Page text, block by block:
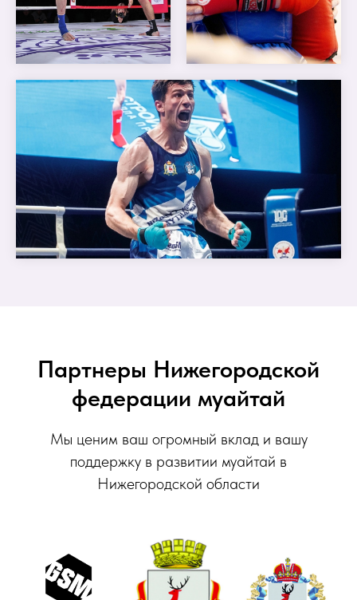
Партнеры Нижегородской
федерации муайтай
Мы ценим ваш огромный вклад и вашу
поддержку в развитии муайтай в
Нижегородской области